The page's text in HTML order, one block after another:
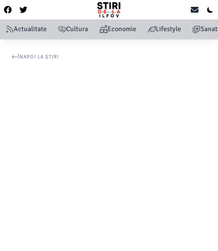
Actualitate Cultura Economie Lifestyle
ÎNAPOI LA ȘTIRI